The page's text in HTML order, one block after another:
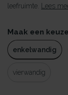
leefruimte.
Lees
Maak een
enkelwandig
vierwandig